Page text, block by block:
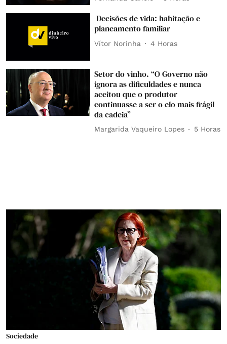
Decisões de vida: habitação e
planeamento familiar
Vítor Norinha 4 Horas
Setor do vinho. “O Governo não
ignora as dificuldades e nunca
aceitou que o produtor
continuasse a ser o elo mais frágil
da cadeia”
Margarida Vaqueiro Lopes 5 Horas
Sociedade